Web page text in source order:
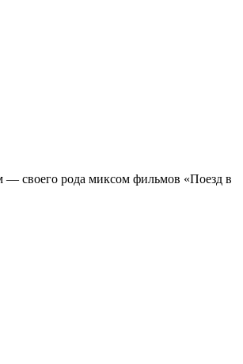
своего рода миксом фильмов «Поезд в